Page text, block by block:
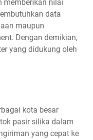
memberikan nilai
data
maupun
Dengan demikian,
yang didukung oleh
kota besar
pasir silika dalam
yang cepat ke